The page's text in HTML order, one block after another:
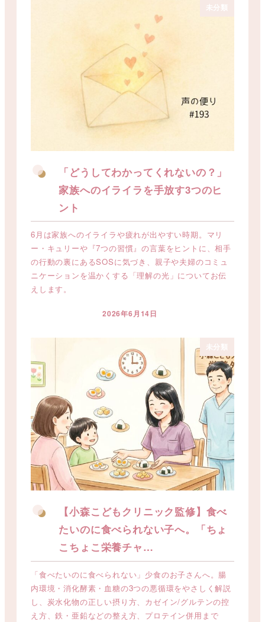
未分類
「どうしてわかってくれないの？」
家族へのイライラを手放す3つのヒ
ント
6月は家族へのイライラや疲れが出やすい時期。マリ
ー・キュリーや『7つの習慣』の言葉をヒントに、相手
の行動の裏にあるSOSに気づき、親子や夫婦のコミュ
ニケーションを温かくする「理解の光」についてお伝
えします。
投稿日
2026年6月14日
未分類
【小森こどもクリニック監修】食べ
たいのに食べられない子へ。「ちょ
こちょこ栄養チャ…
「食べたいのに食べられない」少食のお子さんへ。腸
内環境・消化酵素・血糖の3つの悪循環をやさしく解説
し、炭水化物の正しい摂り方、カゼイン/グルテンの控
え方、鉄・亜鉛などの整え方、プロテイン併用まで